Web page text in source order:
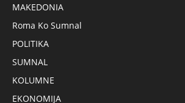
MAKEDONIA
Roma Ko Sumnal
POLITIKA
SUMNAL
KOLUMNE
EKONOMIJA